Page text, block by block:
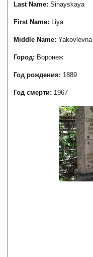
Last Name:Sinayskaya
First Name: Liya
Middle Name:Yakovlevna
Город: Воронеж
Год рождения: 1889
Год смерти: 1967